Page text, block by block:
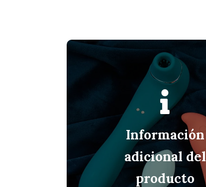

Información
adicional del
producto